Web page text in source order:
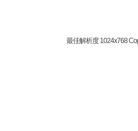
最佳解析度 1024x768